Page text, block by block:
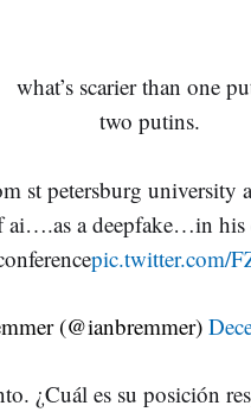
what’s scarier than one
two putins.
st petersburg university
ai….as a deepfake…in his
pic.twitter.com/
(@ianbremmer)
¿Cuál es su posición